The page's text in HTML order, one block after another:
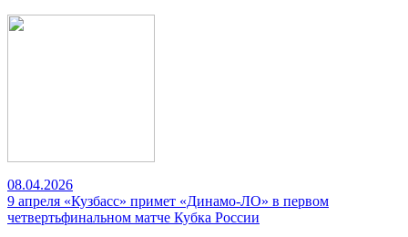
08.04.2026
9 апреля «Кузбасс» примет «Динамо-ЛО» в первом
четвертьфинальном матче Кубка России